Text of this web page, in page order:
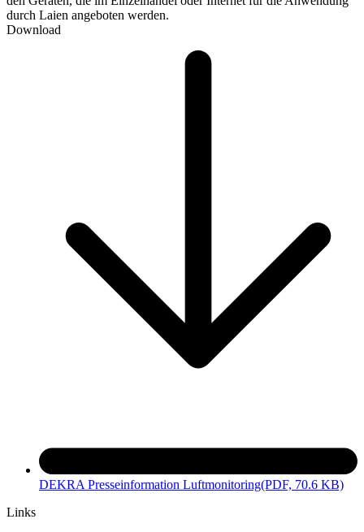
durch Laien angeboten werden.
Download
DEKRA Presseinformation Luftmonitoring(PDF, 70.6 KB)
Links